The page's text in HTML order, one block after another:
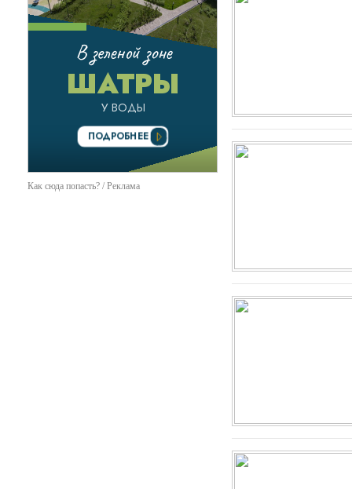
Как сюда попасть? / Реклама